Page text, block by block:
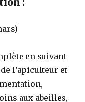
:
en suivant
l’apiculteur et
aux abeilles,